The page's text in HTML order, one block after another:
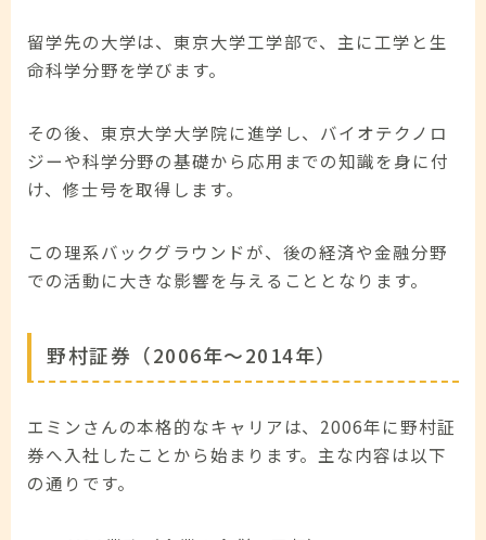
留学先の大学は、東京大学工学部で、主に工学と生
命科学分野を学びます。
その後、東京大学大学院に進学し、バイオテクノロ
ジーや科学分野の基礎から応用までの知識を身に付
け、修士号を取得します。
この理系バックグラウンドが、後の経済や金融分野
での活動に大きな影響を与えることとなります。
野村証券（2006年～2014年）
エミンさんの本格的なキャリアは、2006年に野村証
券へ入社したことから始まります。主な内容は以下
の通りです。